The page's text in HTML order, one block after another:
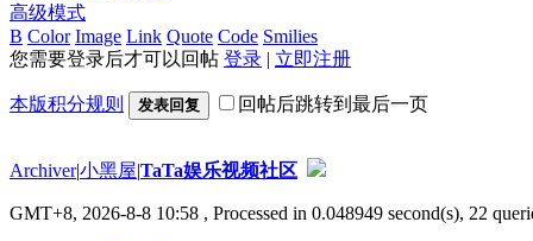
高级模式
B Color Image Link Quote Code Smilies
您需要登录后才可以回帖 登录 | 立即注册
本版积分规则 发表回复 回帖后跳转到最后一页
Archiver|小黑屋|TaTa娱乐视频社区
GMT+8, 2026-8-8 10:58 , Processed in 0.048949 second(s), 22